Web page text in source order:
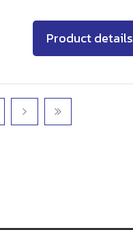
Product details